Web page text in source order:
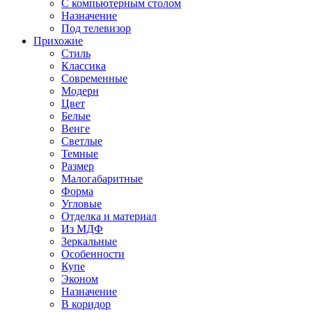
С компьютерным столом
Назначение
Под телевизор
Прихожие
Стиль
Классика
Современные
Модерн
Цвет
Белые
Венге
Светлые
Темные
Размер
Малогабаритные
Форма
Угловые
Отделка и материал
Из МДФ
Зеркальные
Особенности
Купе
Эконом
Назначение
В коридор